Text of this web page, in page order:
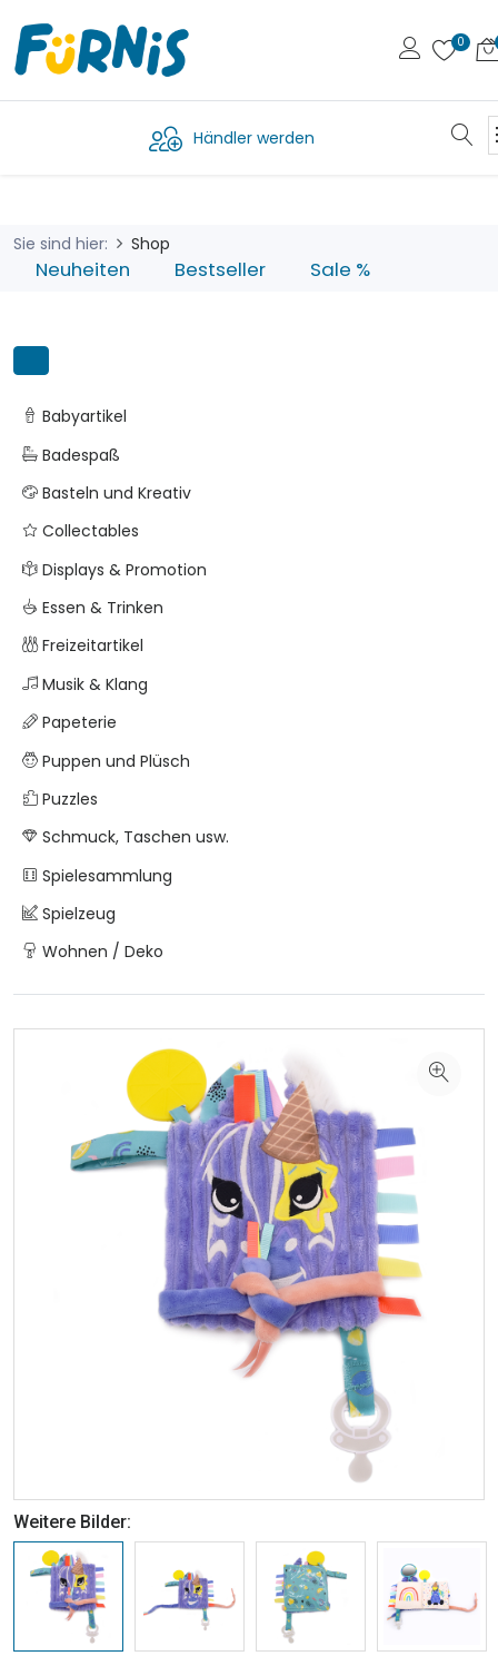
Händler werden
Sie sind hier: Shop
Neuheiten Bestseller Sale %
Babyartikel
Badespaß
Basteln und Kreativ
Collectables
Displays & Promotion
Essen & Trinken
Freizeitartikel
Musik & Klang
Papeterie
Puppen und Plüsch
Puzzles
Schmuck, Taschen usw.
Spielesammlung
Spielzeug
Wohnen / Deko
Weitere Bilder: